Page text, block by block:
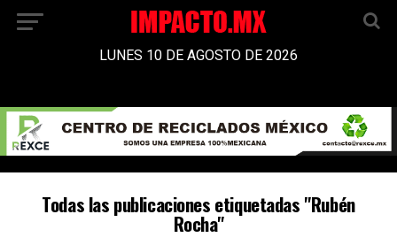
LUNES 10 DE AGOSTO DE 2026
Todas las publicaciones etiquetadas "Rubén
Rocha"